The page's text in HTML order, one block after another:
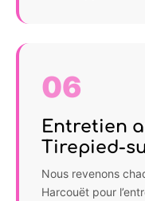
06
Entretien
Tirepied-
Nous revenons
Harcouët pour